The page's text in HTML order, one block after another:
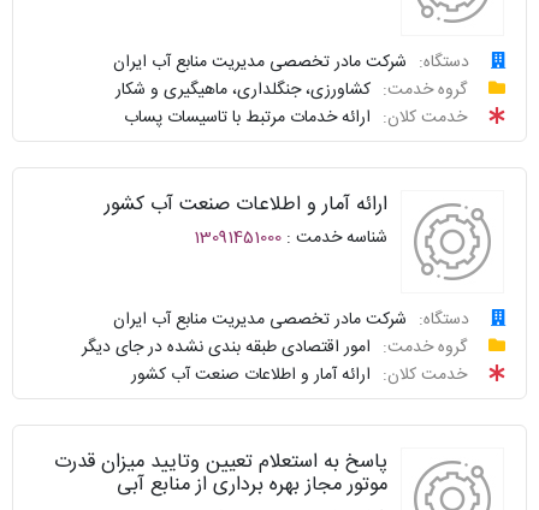
سامانه
خدمات
دولت
توافقنامه
نظرسنجی
سامانه
خدمات
دولت
دستگاه:
شرکت مادر تخصصی مدیریت منابع آب ایران
گروه خدمت:
کشاورزی، جنگلداری، ماهیگیری و شکار
خدمت کلان:
ارائه خدمات مرتبط با تاسیسات پساب
درخواست
پیگیری
واحد
توافقنامه
نظرسنجی
ارائه آمار و اطلاعات صنعت آب کشور
شناسه خدمت : 13091451000
دستگاه:
شرکت مادر تخصصی مدیریت منابع آب ایران
گروه خدمت:
امور اقتصادی طبقه بندی نشده در جای دیگر
خدمت کلان:
ارائه آمار و اطلاعات صنعت آب کشور
درخواست
پیگیری
واحد
پاسخگو
پاسخ به استعلام تعیین وتایید میزان قدرت
موتور مجاز بهره برداری از منابع آبی